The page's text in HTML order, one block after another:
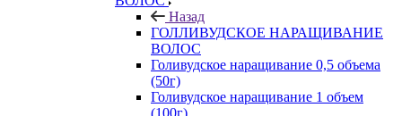
Назад
ГОЛЛИВУДСКОЕ НАРАЩИВАНИЕ
ВОЛОС
Голивудское наращивание 0,5 объема
(50г)
Голивудское наращивание 1 объем
(100г)